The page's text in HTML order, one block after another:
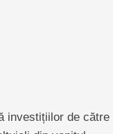
investițiilor de către